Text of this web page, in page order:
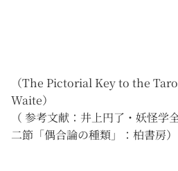
（The Pictorial Key to the
Waite）
（ 参考文献：井上円了・妖怪学
二節「偶合論の種類」：柏書房）